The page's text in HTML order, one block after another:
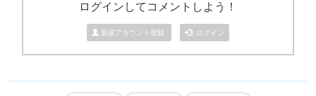
ログインしてコメントしよう！
新規アカウント登録 ログイン